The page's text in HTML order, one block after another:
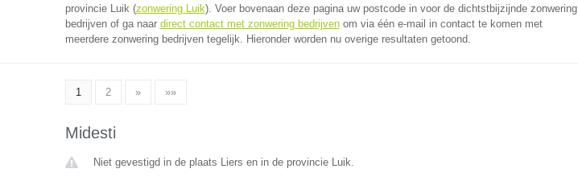
provincie Luik (zonwering Luik). Voer bovenaan deze pagina uw postcode in voor de dichtstbijzijnde zonwering
bedrijven of ga naar direct contact met zonwering bedrijvenom via één e-mail in contact te komen met
meerdere zonwering bedrijven tegelijk. Hieronder worden nu overige resultaten getoond.
1 2 » »»
Midesti
Niet gevestigd in de plaats Liers en in de provincie Luik.